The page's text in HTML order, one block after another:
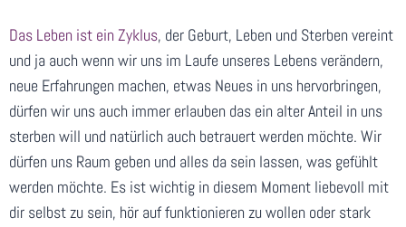
Das Leben ist ein Zyklus, der Geburt, Leben und Sterben vereint
und ja auch wenn wir uns im Laufe unseres Lebens verändern,
neue Erfahrungen machen, etwas Neues in uns hervorbringen,
dürfen wir uns auch immer erlauben das ein alter Anteil in uns
sterben will und natürlich auch betrauert werden möchte. Wir
dürfen uns Raum geben und alles da sein lassen, was gefühlt
werden möchte. Es ist wichtig in diesem Moment liebevoll mit
dir selbst zu sein, hör auf funktionieren zu wollen oder stark